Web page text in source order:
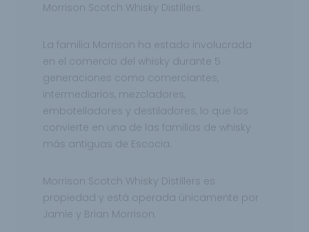
Morrison Scotch Whisky Distillers.
La familia Morrison ha estado involucrada
en el comercio del whisky durante 5
generaciones como comerciantes,
intermediarios, mezcladores,
embotelladores y destiladores, lo que los
convierte en una de las familias de whisky
más antiguas de Escocia.
Morrison Scotch Whisky Distillers es
propiedad y está operada únicamente por
Jamie y Brian Morrison.